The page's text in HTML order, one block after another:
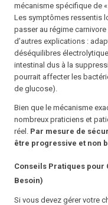
mécanisme spécifique de
Les symptômes ressentis
passer au régime
d’autres explications :
déséquilibres
intestinal dus à la
pourrait affecter les
de glucose).
Bien que le mécanisme
nombreux praticiens et
réel. Par mesure de
être progressive et non
Conseils Pratiques pour
Besoin)
Si vous devez gérer votre